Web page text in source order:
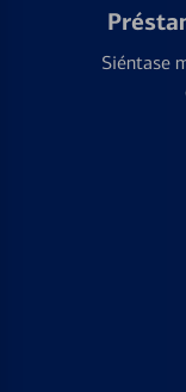
Siéntase